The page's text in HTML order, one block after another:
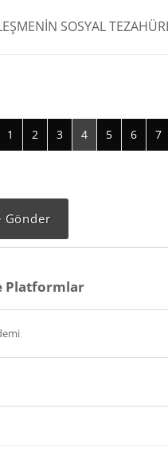
SOSYAL
1 2 3 4 5 6 7
Gönder
Platformlar